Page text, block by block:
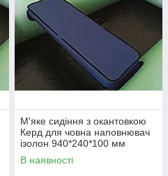
М'яке сидіння з окантовкою
Керд для човна наповнювач
ізолон 940*240*100 мм
В наявності